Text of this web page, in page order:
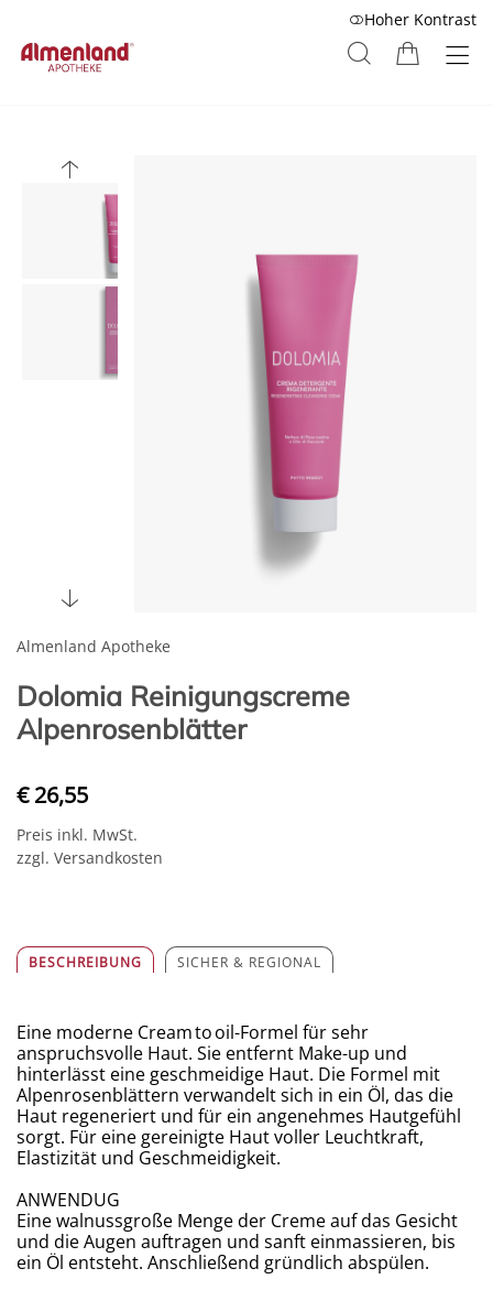
Hoher Kontrast
Almenland Apotheke
Dolomia Reinigungscreme
Alpenrosenblätter
€ 26,55
Preis inkl. MwSt.
zzgl. Versandkosten
BESCHREIBUNG SICHER & REGIONAL
​Eine moderne Cream to oil-Formel für sehr
anspruchsvolle Haut. Sie entfernt Make-up und
hinterlässt eine geschmeidige Haut. Die Formel mit
Alpenrosenblättern verwandelt sich in ein Öl, das die
Haut regeneriert und für ein angenehmes Hautgefühl
sorgt. Für eine gereinigte Haut voller Leuchtkraft,
Elastizität und Geschmeidigkeit.
ANWENDUG
​Eine walnussgroße Menge der Creme auf das Gesicht
und die Augen auftragen und sanft einmassieren, bis
ein Öl entsteht. Anschließend gründlich abspülen.